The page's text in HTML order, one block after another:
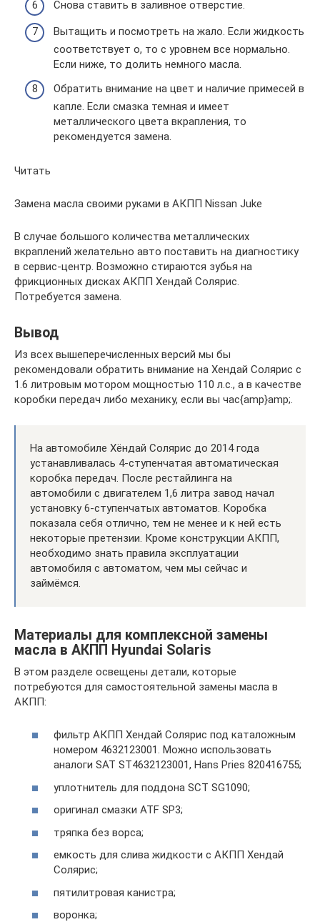
Снова ставить в заливное отверстие.
Вытащить и посмотреть на жало. Если жидкость
соответствует о, то с уровнем все нормально.
Если ниже, то долить немного масла.
Обратить внимание на цвет и наличие примесей в
капле. Если смазка темная и имеет
металлического цвета вкрапления, то
рекомендуется замена.
Читать
Замена масла своими руками в АКПП Nissan Juke
В случае большого количества металлических
вкраплений желательно авто поставить на диагностику
в сервис-центр. Возможно стираются зубья на
фрикционных дисках АКПП Хендай Солярис.
Потребуется замена.
Вывод
Из всех вышеперечисленных версий мы бы
рекомендовали обратить внимание на Хендай Солярис с
1.6 литровым мотором мощностью 110 л.с., а в качестве
коробки передач либо механику, если вы час{amp}amp;.
На автомобиле Хёндай Солярис до 2014 года
устанавливалась 4-ступенчатая автоматическая
коробка передач. После рестайлинга на
автомобили с двигателем 1,6 литра завод начал
установку 6-ступенчатых автоматов. Коробка
показала себя отлично, тем не менее и к ней есть
некоторые претензии. Кроме конструкции АКПП,
необходимо знать правила эксплуатации
автомобиля с автоматом, чем мы сейчас и
займёмся.
Материалы для комплексной замены
масла в АКПП Hyundai Solaris
В этом разделе освещены детали, которые
потребуются для самостоятельной замены масла в
АКПП:
фильтр АКПП Хендай Солярис под каталожным
номером 4632123001. Можно использовать
аналоги SAT ST4632123001, Hans Pries 820416755;
уплотнитель для поддона SCT SG1090;
оригинал смазки ATF SP3;
тряпка без ворса;
емкость для слива жидкости с АКПП Хендай
Солярис;
пятилитровая канистра;
воронка;